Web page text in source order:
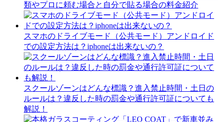
類やプロに頼む場合と自分で貼る場合の料金紹介
スマホのドライブモード（公共モード）アンドロイド
での設定方法は？iphoneは出来ないの？
スクールゾーンはどんな標識？進入禁止時間・土日の
ルールは？違反した時の罰金や通行許可証についても
解説！